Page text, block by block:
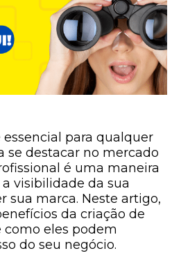
para qualquer
se destacar no mercado
é uma maneira
visibilidade da sua
sua marca. Neste artigo,
da criação de
como eles podem
do seu negócio.